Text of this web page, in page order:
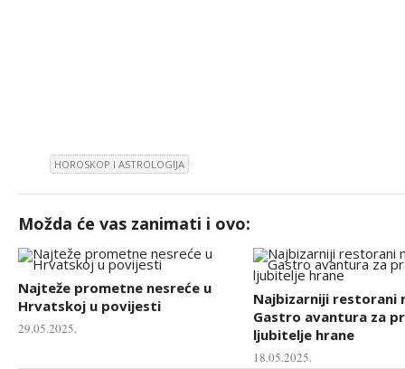
HOROSKOP I ASTROLOGIJA
Možda će vas zanimati i ovo:
Najteže prometne nesreće u
Hrvatskoj u povijesti
29.05.2025.
Najbizarniji restorani
Gastro avantura za
ljubitelje hrane
18.05.2025.